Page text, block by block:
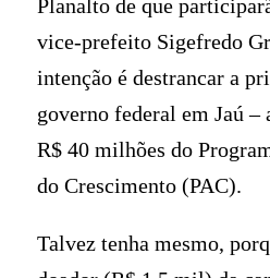
Planalto de que
vice-prefeito Sigefredo
intenção é destrancar a
governo federal em Jaú –
R$ 40 milhões do
do Crescimento (PAC).
Talvez tenha mesmo,